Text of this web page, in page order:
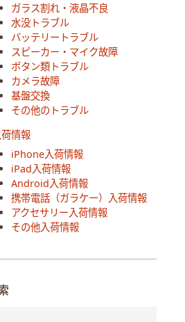
ガラス割れ・液晶不良
水没トラブル
バッテリートラブル
スピーカー・マイク故障
ボタン類トラブル
カメラ故障
基盤交換
その他のトラブル
情報
iPhone入荷情報
iPad入荷情報
Android入荷情報
携帯電話（ガラケー）入荷情報
アクセサリー入荷情報
その他入荷情報